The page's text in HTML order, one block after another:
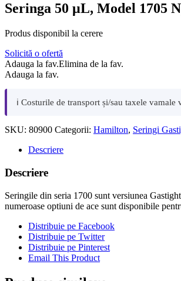
Seringa 50 μL, Model 1705
Produs disponibil la cerere
Solicită o ofertă
Adauga la fav.Elimina de la fav.
Adauga la fav.
ℹ️ Costurile de transport și/sau taxele
SKU: 80900 Categorii: Hamilton, Seringi
Descriere
Descriere
Seringile din seria 1700 sunt versiunea
numeroase optiuni de ace sunt disponibile
Distribuie pe Facebook
Distribuie pe Twitter
Distribuie pe Pinterest
Email This Product